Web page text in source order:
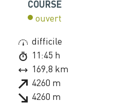
COURSE
ouvert
difficile
11:45 h
169,8 km
4260 m
4260 m